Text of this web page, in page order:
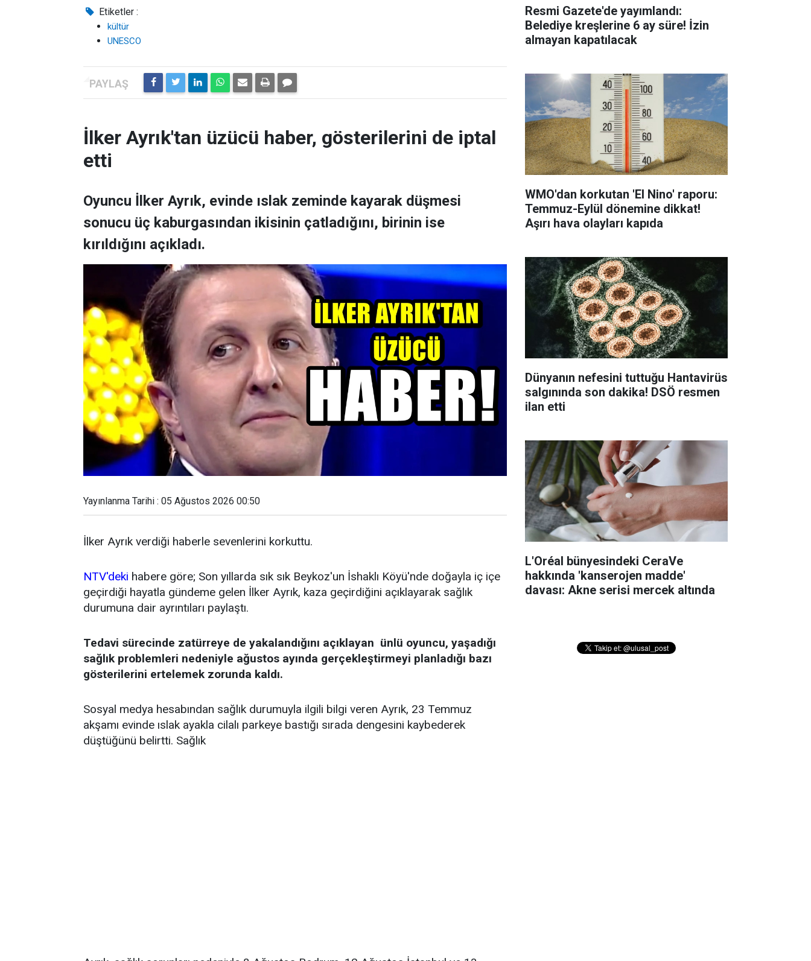
Etiketler :
kültür
UNESCO
İlker Ayrık'tan üzücü haber, gösterilerini de iptal
etti
Oyuncu İlker Ayrık, evinde ıslak zeminde kayarak düşmesi
sonucu üç kaburgasından ikisinin çatladığını, birinin ise
kırıldığını açıkladı.
Yayınlanma Tarihi : 05 Ağustos 2026 00:50
İlker Ayrık verdiği haberle sevenlerini korkuttu.
NTV'deki habere göre; Son yıllarda sık sık Beykoz'un İshaklı Köyü'nde doğayla iç içe
geçirdiği hayatla gündeme gelen İlker Ayrık, kaza geçirdiğini açıklayarak sağlık
durumuna dair ayrıntıları paylaştı.
Tedavi sürecinde zatürreye de yakalandığını açıklayan ünlü oyuncu, yaşadığı
sağlık problemleri nedeniyle ağustos ayında gerçekleştirmeyi planladığı bazı
gösterilerini ertelemek zorunda kaldı.
Sosyal medya hesabından sağlık durumuyla ilgili bilgi veren Ayrık, 23 Temmuz
akşamı evinde ıslak ayakla cilalı parkeye bastığı sırada dengesini kaybederek
düştüğünü belirtti. Sağlık
Resmi Gazete'de yayımlandı:
Belediye kreşlerine 6 ay süre! İzin
almayan kapatılacak
WMO'dan korkutan 'El Nino' raporu:
Temmuz-Eylül dönemine dikkat!
Aşırı hava olayları kapıda
Dünyanın nefesini tuttuğu Hantavirüs
salgınında son dakika! DSÖ resmen
ilan etti
L'Oréal bünyesindeki CeraVe
hakkında 'kanserojen madde'
davası: Akne serisi mercek altında